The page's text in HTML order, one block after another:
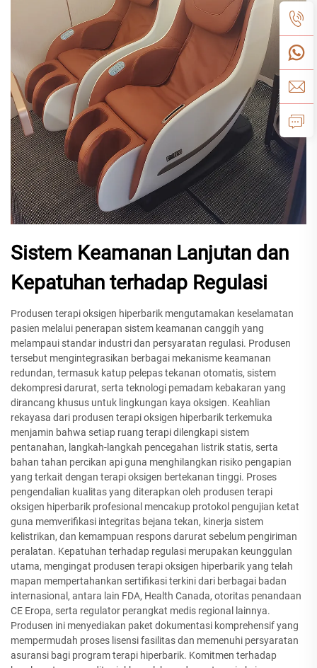
Sistem Keamanan Lanjutan dan
Kepatuhan terhadap Regulasi
Produsen terapi oksigen hiperbarik mengutamakan keselamatan
pasien melalui penerapan sistem keamanan canggih yang
melampaui standar industri dan persyaratan regulasi. Produsen
tersebut mengintegrasikan berbagai mekanisme keamanan
redundan, termasuk katup pelepas tekanan otomatis, sistem
dekompresi darurat, serta teknologi pemadam kebakaran yang
dirancang khusus untuk lingkungan kaya oksigen. Keahlian
rekayasa dari produsen terapi oksigen hiperbarik terkemuka
menjamin bahwa setiap ruang terapi dilengkapi sistem
pentanahan, langkah-langkah pencegahan listrik statis, serta
bahan tahan percikan api guna menghilangkan risiko pengapian
yang terkait dengan terapi oksigen bertekanan tinggi. Proses
pengendalian kualitas yang diterapkan oleh produsen terapi
oksigen hiperbarik profesional mencakup protokol pengujian ketat
guna memverifikasi integritas bejana tekan, kinerja sistem
kelistrikan, dan kemampuan respons darurat sebelum pengiriman
peralatan. Kepatuhan terhadap regulasi merupakan keunggulan
utama, mengingat produsen terapi oksigen hiperbarik yang telah
mapan mempertahankan sertifikasi terkini dari berbagai badan
internasional, antara lain FDA, Health Canada, otoritas penandaan
CE Eropa, serta regulator perangkat medis regional lainnya.
Produsen ini menyediakan paket dokumentasi komprehensif yang
mempermudah proses lisensi fasilitas dan memenuhi persyaratan
asuransi bagi program terapi hiperbarik. Komitmen terhadap